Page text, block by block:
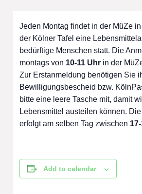
Jeden Montag findet in der MüZe
der Kölner Tafel eine
bedürftige Menschen statt. Die
montags von 10-11 Uhr in der
Zur Erstanmeldung benötigen Sie
Bewilligungsbescheid bzw.
bitte eine leere Tasche mit, damit
Lebensmittel austeilen können.
erfolgt am selben Tag zwischen
Add to calendar